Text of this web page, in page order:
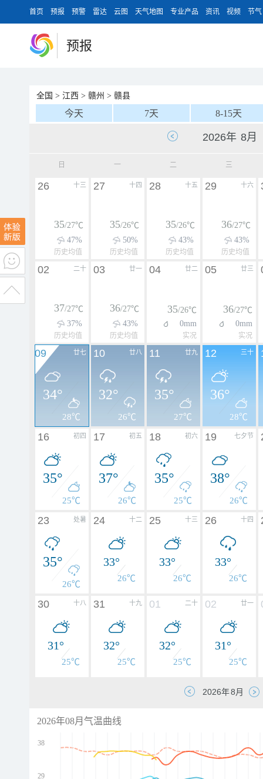
首页 预报 预警 雷达 云图 天气地图 专业产品 资讯 视频 节气
预报
全国 > 江西 > 赣州 > 赣县
今天 7天 8-15天
日 一 二 三
十三
26
35/27℃
47%
历史均值
十四
27
35/26℃
50%
历史均值
十五
28
35/26℃
43%
历史均值
十六
29
36/27℃
43%
历史均值
二十
02
37/27℃
37%
历史均值
廿一
03
36/27℃
43%
历史均值
廿二
04
35/26℃
0mm
实况
廿三
05
36/27℃
0mm
实况
廿七
09
34°
28℃
廿八
10
32°
26℃
廿九
11
35°
27℃
三十
12
36°
28℃
初四
16
35°
25℃
初五
17
37°
26℃
初六
18
35°
25℃
七夕节
19
38°
26℃
处暑
23
35°
26℃
十二
24
33°
26℃
十三
25
33°
26℃
十四
26
33°
26℃
十八
30
31°
25℃
十九
31
32°
25℃
二十
01
32°
25℃
廿一
02
31°
25℃
2026年08月气温曲线
38
29